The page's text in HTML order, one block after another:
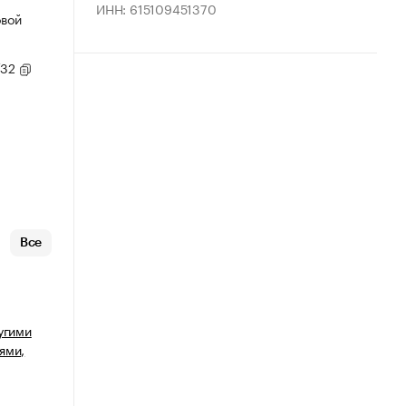
Все
ИНН: 615109451370